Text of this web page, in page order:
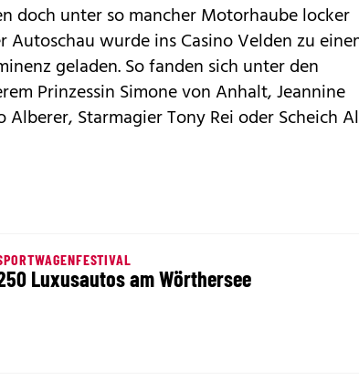
doch unter so mancher Motorhaube locker
Autoschau wurde ins Casino Velden zu
geladen. So fanden sich unter den
Prinzessin Simone von Anhalt, Jeannine
Alberer, Starmagier Tony Rei oder Scheich Al
Luxusautos am Wörthersee